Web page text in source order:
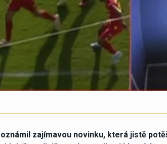
zajímavou novinku, která jistě